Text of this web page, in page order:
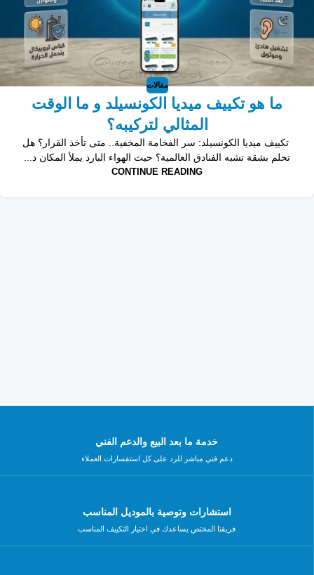
مقالات
ما هو تكييف ميديا الكونسيلد و ما الوقت
المثالي لتركيبه؟
تكييف ميديا الكونسيلد: سر الفخامة المخفية.. متى تأخذ القرار؟ هل
تحلم بشقة تشبه الفنادق العالمية؟ حيث الهواء البارد يملأ المكان د...
CONTINUE READING
خدمة ما بعد البيع والدعم الفني
دعم فني مباشر للرد على كل استفسارات العملاء
استشارات وتوصية بالموديل المناسب
فريقنا المختص يساعدك في اختيار التكييف المناسب